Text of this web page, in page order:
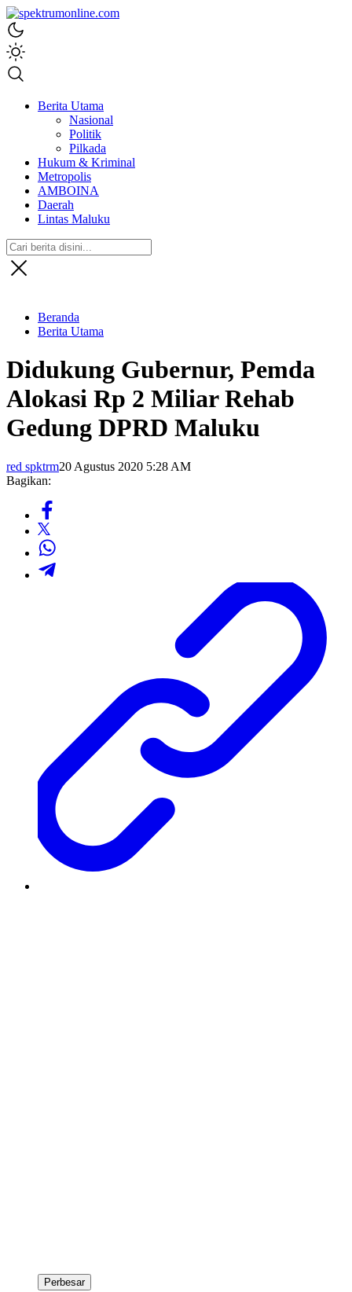
spektrumonline.com
Berita Utama
Nasional
Politik
Pilkada
Hukum & Kriminal
Metropolis
AMBOINA
Daerah
Lintas Maluku
Beranda
Berita Utama
Didukung Gubernur, Pemda
Alokasi Rp 2 Miliar Rehab
Gedung DPRD Maluku
red spktrm20 Agustus 2020 5:28 AM
Bagikan:
Perbesar